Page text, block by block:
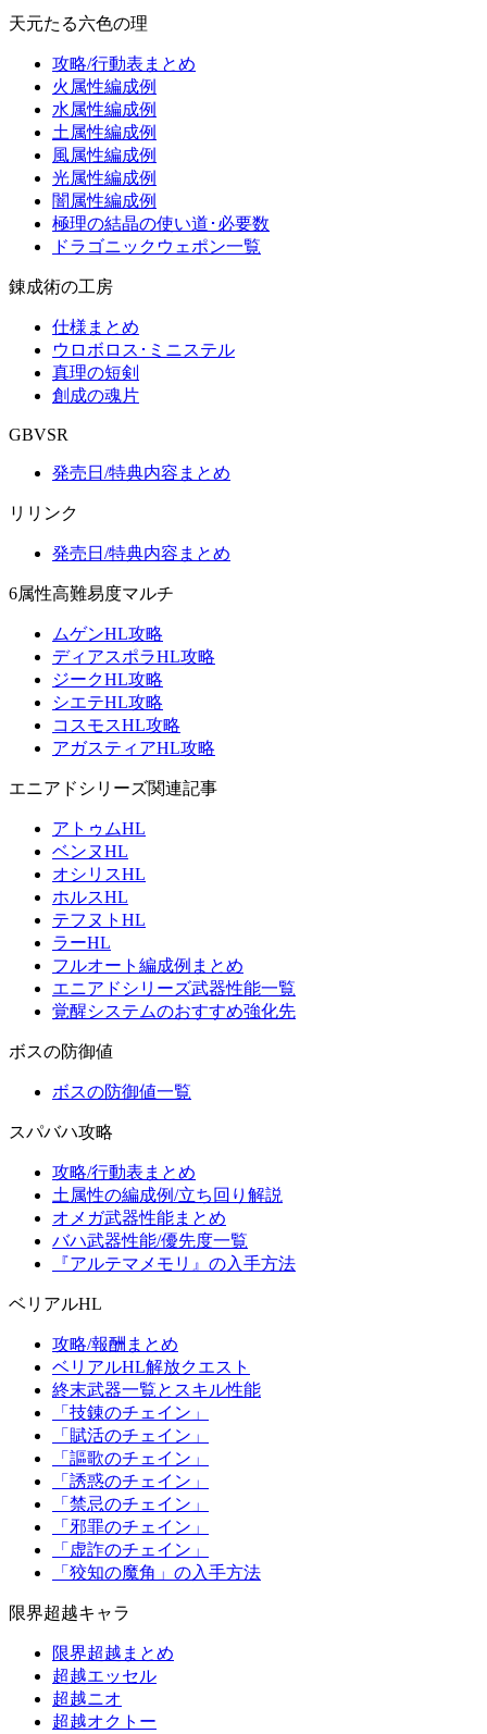
天元たる六色の理
攻略/行動表まとめ
火属性編成例
水属性編成例
土属性編成例
風属性編成例
光属性編成例
闇属性編成例
極理の結晶の使い道･必要数
ドラゴニックウェポン一覧
錬成術の工房
仕様まとめ
ウロボロス･ミニステル
真理の短剣
創成の魂片
GBVSR
発売日/特典内容まとめ
リリンク
発売日/特典内容まとめ
6属性高難易度マルチ
ムゲンHL攻略
ディアスポラHL攻略
ジークHL攻略
シエテHL攻略
コスモスHL攻略
アガスティアHL攻略
エニアドシリーズ関連記事
アトゥムHL
ベンヌHL
オシリスHL
ホルスHL
テフヌトHL
ラーHL
フルオート編成例まとめ
エニアドシリーズ武器性能一覧
覚醒システムのおすすめ強化先
ボスの防御値
ボスの防御値一覧
スパバハ攻略
攻略/行動表まとめ
土属性の編成例/立ち回り解説
オメガ武器性能まとめ
バハ武器性能/優先度一覧
『アルテマメモリ』の入手方法
ベリアルHL
攻略/報酬まとめ
ベリアルHL解放クエスト
終末武器一覧とスキル性能
「技錬のチェイン」
「賦活のチェイン」
「謳歌のチェイン」
「誘惑のチェイン」
「禁忌のチェイン」
「邪罪のチェイン」
「虚詐のチェイン」
「狡知の魔角」の入手方法
限界超越キャラ
限界超越まとめ
超越エッセル
超越ニオ
超越オクトー